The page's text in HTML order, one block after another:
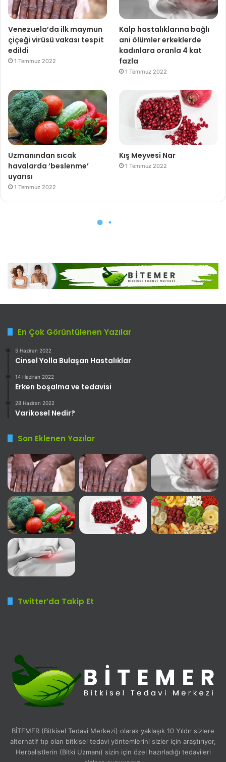
En Çok Görüntülenen Yazılar
5 Haziran 2022
Cinsel Yolla Bulaşan Hastalıklar
14 Haziran 2022
Erken boşalma ve tedavisi
28 Haziran 2022
Varikosel Nedir?
Son Eklenen Yazılar
Twitter’da Takip Et
BİTEMER (Bitkisel Tedavi Merkezi) olarak yaklaşık 10 Yıldır sizlere
alternatif tıp olan bitkisel tedavi yöntemlerini sizler için araştırıyor,
Herbalistlerin (Bitki Uzmanı) sizin için özel hazırladığı tedavileri